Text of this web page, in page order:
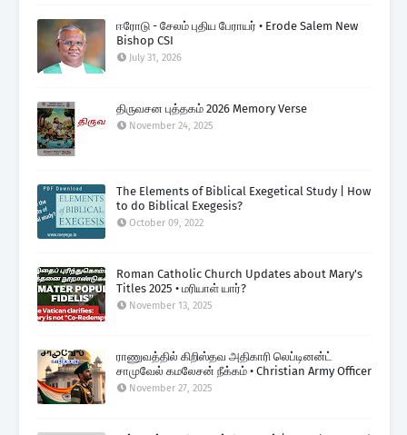
ஈரோடு - சேலம் புதிய பேராயர் • Erode Salem New
Bishop CSI
July 31, 2026
திருவசன புத்தகம் 2026 Memory Verse
November 24, 2025
The Elements of Biblical Exegetical Study | How
to do Biblical Exegesis?
October 09, 2022
Roman Catholic Church Updates about Mary's
Titles 2025 • மரியாள் யார்?
November 13, 2025
ராணுவத்தில் கிறிஸ்தவ அதிகாரி லெப்டினன்ட்
சாமுவேல் கமலேசன் நீக்கம் • Christian Army Officer
November 27, 2025